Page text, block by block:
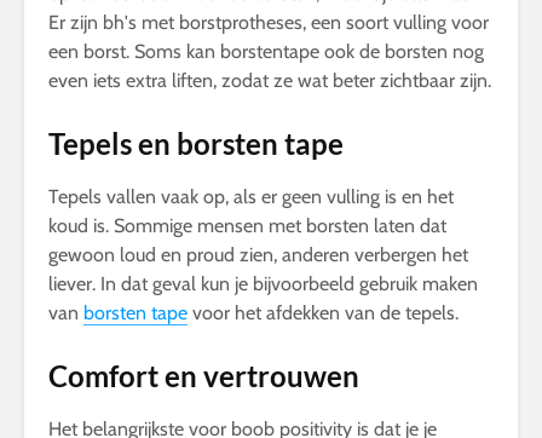
Er zijn bh's met borstprotheses, een soort vulling voor
een borst. Soms kan borstentape ook de borsten nog
even iets extra liften, zodat ze wat beter zichtbaar zijn.
Tepels en borsten tape
Tepels vallen vaak op, als er geen vulling is en het
koud is. Sommige mensen met borsten laten dat
gewoon loud en proud zien, anderen verbergen het
liever. In dat geval kun je bijvoorbeeld gebruik maken
van borsten tape voor het afdekken van de tepels.
Comfort en vertrouwen
Het belangrijkste voor boob positivity is dat je je